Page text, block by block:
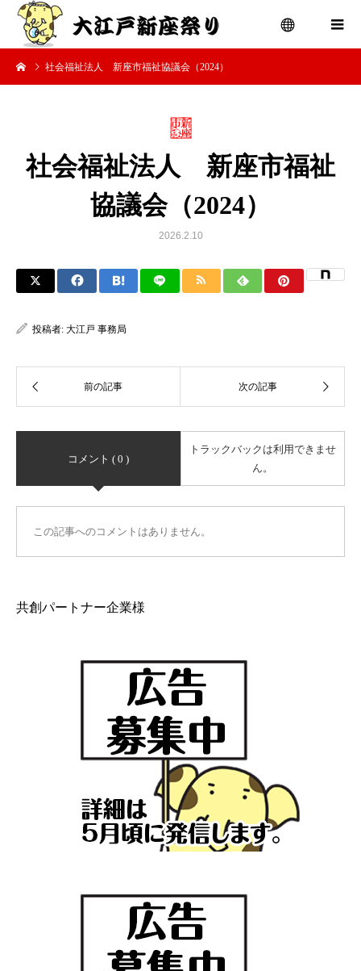
社会福祉法人 新座市福祉協議会（2024）
社会福祉法人 新座市福祉
協議会（2024）
2026.2.10
投稿者: 大江戸 事務局
コメント ( 0 )
トラックバックは利用できませ
ん。
この記事へのコメントはありません。
共創パートナー企業様